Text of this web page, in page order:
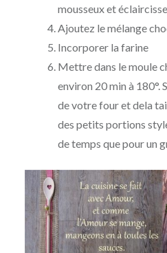
mousseux et
Ajoutez le mélange
Incorporer la farine
Mettre dans le moule
environ 20 min à 180°.
de votre four et dela
des petits portions
de temps que pour un